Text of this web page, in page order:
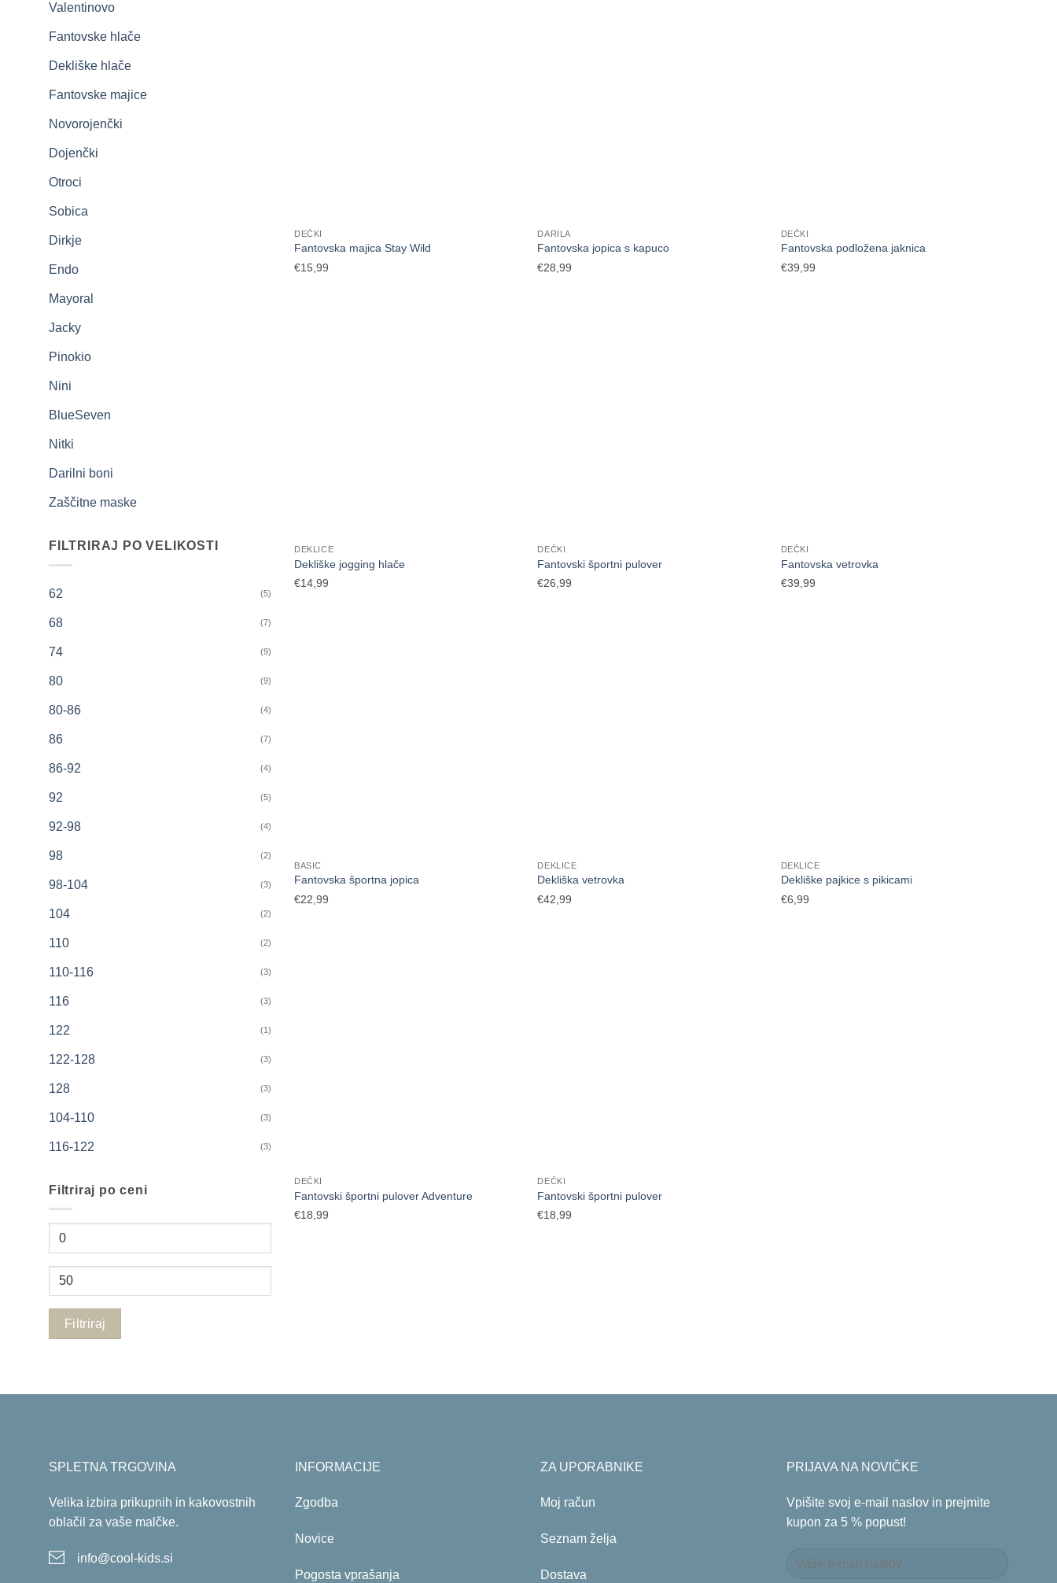
Valentinovo
Fantovske hlače
Dekliške hlače
Fantovske majice
Novorojenčki
Dojenčki
Otroci
Sobica
Dirkje
Endo
Mayoral
Jacky
Pinokio
Nini
BlueSeven
Nitki
Darilni boni
Zaščitne maske
FILTRIRAJ PO VELIKOSTI
62 (5)
68 (7)
74 (9)
80 (9)
80-86 (4)
86 (7)
86-92 (4)
92 (5)
92-98 (4)
98 (2)
98-104 (3)
104 (2)
110 (2)
110-116 (3)
116 (3)
122 (1)
122-128 (3)
128 (3)
104-110 (3)
116-122 (3)
Filtriraj po ceni
Min
Max
Filtriraj
DEČKI
Fantovska majica Stay Wild
€15,99
DARILA
Fantovska jopica s kapuco
€28,99
DEČKI
Fantovska podložena jaknica
€39,99
DEKLICE
Dekliške jogging hlače
€14,99
DEČKI
Fantovski športni pulover
€26,99
DEČKI
Fantovska vetrovka
€39,99
BASIC
Fantovska športna jopica
€22,99
DEKLICE
Dekliška vetrovka
€42,99
DEKLICE
Dekliške pajkice s pikicami
€6,99
DEČKI
Fantovski športni pulover Adventure
€18,99
DEČKI
Fantovski športni pulover
€18,99
SPLETNA TRGOVINA
Velika izbira prikupnih in kakovostnih
oblačil za vaše malčke.
info@cool-kids.si
INFORMACIJE
Zgodba
Novice
Pogosta vprašanja
ZA UPORABNIKE
Moj račun
Seznam želja
Dostava
PRIJAVA NA NOVIČKE
Vpišite svoj e-mail naslov in prejmite
kupon za 5 % popust!